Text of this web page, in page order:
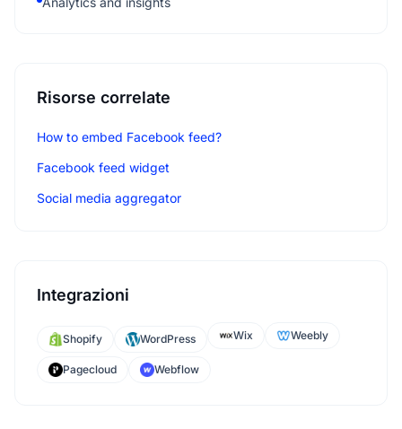
Risorse correlate
How to embed Facebook feed?
Facebook feed widget
Social media aggregator
Integrazioni
Shopify WordPress Wix Weebly
Pagecloud Webflow